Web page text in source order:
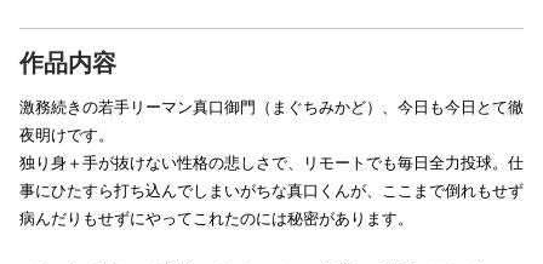
作品内容
激務続きの若手リーマン真口御門（まぐちみかど）、今日も今日とて徹
夜明けです。
独り身＋手が抜けない性格の悲しさで、リモートでも毎日全力投球。仕
事にひたすら打ち込んでしまいがちな真口くんが、ここまで倒れもせず
病んだりもせずにやってこれたのには秘密があります。